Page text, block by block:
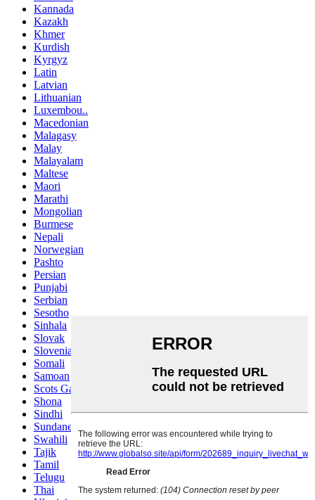
Kannada
Kazakh
Khmer
Kurdish
Kyrgyz
Latin
Latvian
Lithuanian
Luxembou..
Macedonian
Malagasy
Malay
Malayalam
Maltese
Maori
Marathi
Mongolian
Burmese
Nepali
Norwegian
Pashto
Persian
Punjabi
Serbian
Sesotho
Sinhala
Slovak
Slovenian
Somali
Samoan
Scots Gaelic
Shona
Sindhi
Sundanese
Swahili
Tajik
Tamil
Telugu
Thai